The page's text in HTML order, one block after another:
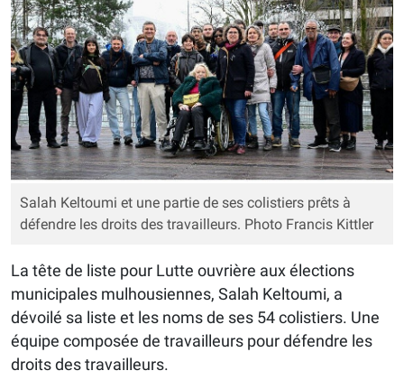
Salah Keltoumi et une partie de ses colistiers prêts à
défendre les droits des travailleurs. Photo Francis Kittler
La tête de liste pour Lutte ouvrière aux élections
municipales mulhousiennes, Salah Keltoumi, a
dévoilé sa liste et les noms de ses 54 colistiers. Une
équipe composée de travailleurs pour défendre les
droits des travailleurs.